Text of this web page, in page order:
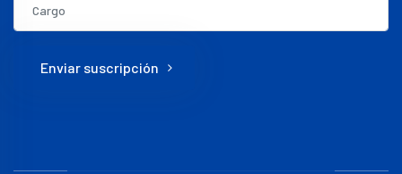
Enviar suscripción